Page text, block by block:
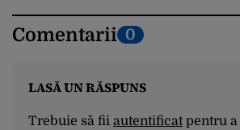
Comentarii 0
LASĂ UN RĂSPUNS
Trebuie să fii autentificatpentru a